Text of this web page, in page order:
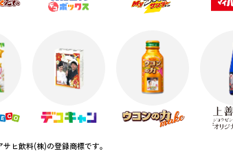
サヒ飲料(株)の登録商標です。